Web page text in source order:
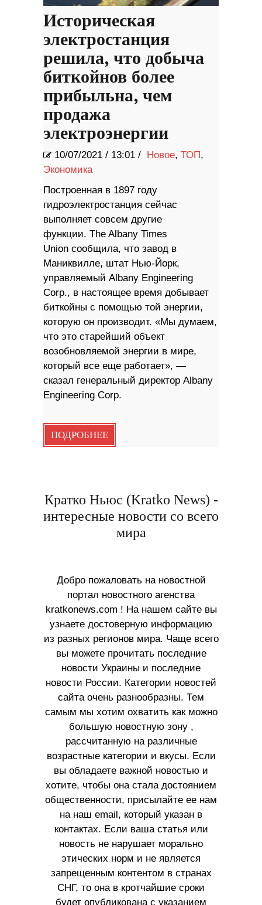
Историческая
электростанция
решила, что добыча
биткойнов более
прибыльна, чем
продажа
электроэнергии
10/07/2021 / 13:01 / Новое, ТОП,
Экономика
Построенная в 1897 году
гидроэлектростанция сейчас
выполняет совсем другие
функции. The Albany Times
Union сообщила, что завод в
Маниквилле, штат Нью-Йорк,
управляемый Albany Engineering
Corp., в настоящее время добывает
биткойны с помощью той энергии,
которую он производит. «Мы думаем,
что это старейший объект
возобновляемой энергии в мире,
который все еще работает», —
сказал генеральный директор Albany
Engineering Corp.
ПОДРОБНЕЕ
Кратко Ньюс (Kratko News) -
интересные новости со всего
мира
Добро пожаловать на новостной
портал новостного агенства
kratkonews.com ! На нашем сайте вы
узнаете достоверную информацию
из разных регионов мира. Чаще всего
вы можете прочитать последние
новости Украины и последние
новости России. Категории новостей
сайта очень разнообразны. Тем
самым мы хотим охватить как можно
большую новостную зону ,
рассчитанную на различные
возрастные категории и вкусы. Если
вы обладаете важной новостью и
хотите, чтобы она стала достоянием
общественности, присылайте ее нам
на наш email, который указан в
контактах. Если ваша статья или
новость не нарушает морально
этических норм и не является
запрещенным контентом в странах
СНГ, то она в кротчайшие сроки
будет опубликована с указанием